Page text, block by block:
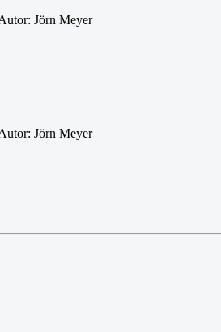
Jörn Meyer
Jörn Meyer